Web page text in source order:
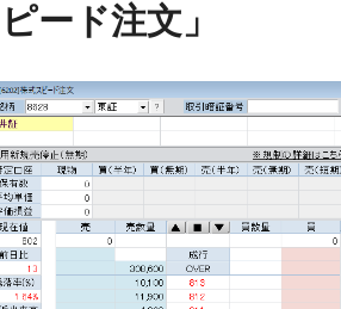
ード注文」